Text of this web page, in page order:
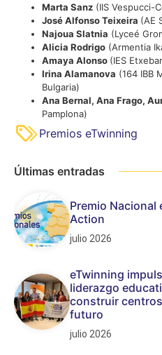
Marta Sanz (IIS Vespucci-
José Alfonso Teixeira (AE
Najoua Slatnia (Lyceé
Alicia Rodrigo (Armentia
Amaya Alonso (IES
Irina Alamanova (164 IBB
Bulgaria)
Ana Bernal, Ana Frago,
Pamplona)
Premios eTwinning
Últimas entradas
Premio
Action
julio 2026
eTwinning
liderazgo
construir
futuro
julio 2026